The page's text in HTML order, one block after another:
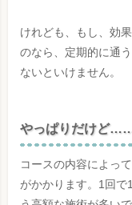
けれども、もし、効
のなら、定期的に通
ないといけません。
やっぱりだけど……
コースの内容によっ
がかかります。1回で